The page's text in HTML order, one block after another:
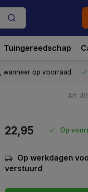
Tuingereedschap
, wanneer op voorraad
Art:
22,95 Op
Op werkdagen
verstuurd